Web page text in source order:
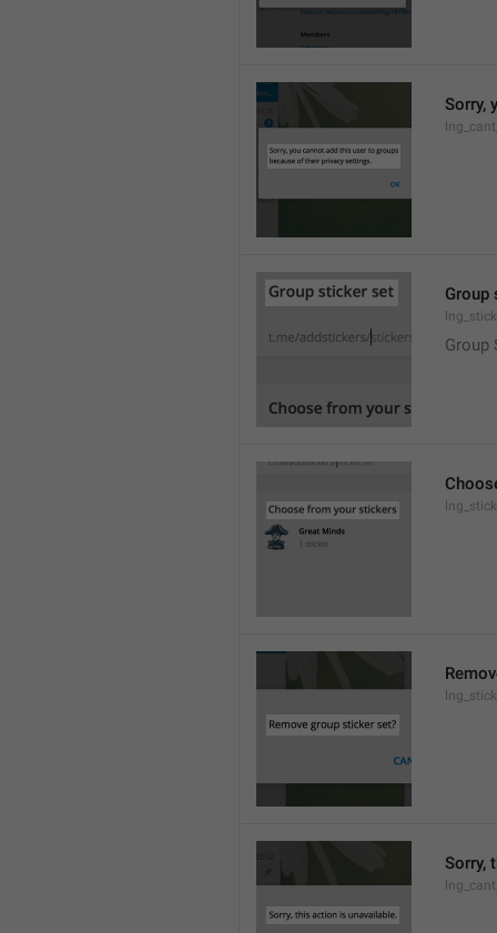
Sorry,
Group
Group
Sorry,